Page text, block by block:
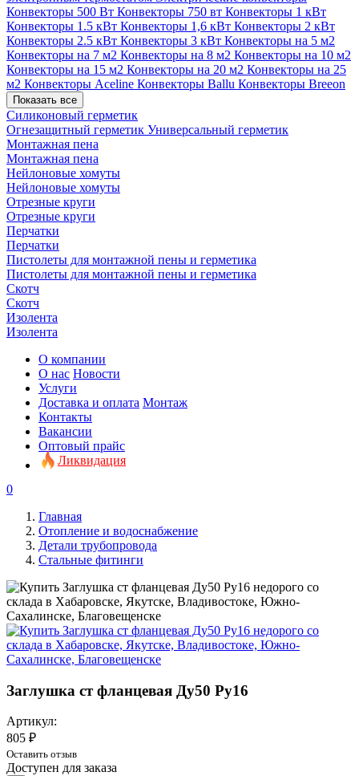
Конвекторы 500 Вт Конвекторы 750 вт Конвекторы 1 кВт
Конвекторы 1.5 кВт Конвекторы 1,6 кВт Конвекторы 2 кВт
Конвекторы 2.5 кВт Конвекторы 3 кВт Конвекторы на 5 м2
Конвекторы на 7 м2 Конвекторы на 8 м2 Конвекторы на 10 м2
Конвекторы на 15 м2 Конвекторы на 20 м2 Конвекторы на 25
м2 Конвекторы Aceline Конвекторы Ballu Конвекторы Breeon
Показать все
Силиконовый герметик
Огнезащитный герметик Универсальный герметик
Монтажная пена
Монтажная пена
Нейлоновые хомуты
Нейлоновые хомуты
Отрезные круги
Отрезные круги
Перчатки
Перчатки
Пистолеты для монтажной пены и герметика
Пистолеты для монтажной пены и герметика
Скотч
Скотч
Изолента
Изолента
О компании
О нас Новости
Услуги
Доставка и оплата Монтаж
Контакты
Вакансии
Оптовый прайс
Ликвидация
0
Главная
Отопление и водоснабжение
Детали трубопровода
Стальные фитинги
Заглушка ст фланцевая Ду50 Ру16
Артикул:
805 ₽
Оставить отзыв
Доступен для заказа